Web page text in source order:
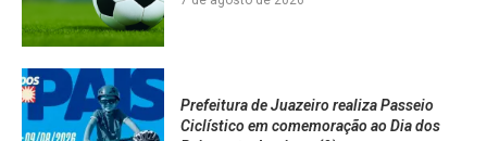
Prefeitura de Juazeiro realiza Passeio
Ciclístico em comemoração ao Dia dos